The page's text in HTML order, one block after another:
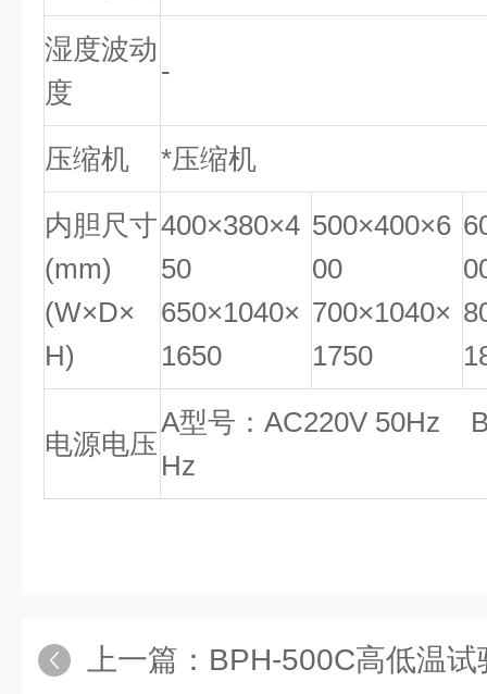
湿度波动
度
-
压缩机 *压缩机
内胆尺寸
(mm)
(W×D×
H)
400×380×4
50
650×1040×
1650
500×400×6
00
700×1040×
1750
电源电压
A型号：AC220V 50Hz
Hz
上一篇： BPH-500C高低温试验